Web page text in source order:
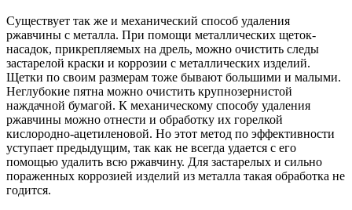
Существует так же и механический способ удаления
ржавчины с металла. При помощи металлических щеток-
насадок, прикрепляемых на дрель, можно очистить следы
застарелой краски и коррозии с металлических изделий.
Щетки по своим размерам тоже бывают большими и малыми.
Неглубокие пятна можно очистить крупнозернистой
наждачной бумагой. К механическому способу удаления
ржавчины можно отнести и обработку их горелкой
кислородно-ацетиленовой. Но этот метод по эффективности
уступает предыдущим, так как не всегда удается с его
помощью удалить всю ржавчину. Для застарелых и сильно
пораженных коррозией изделий из металла такая обработка не
годится.